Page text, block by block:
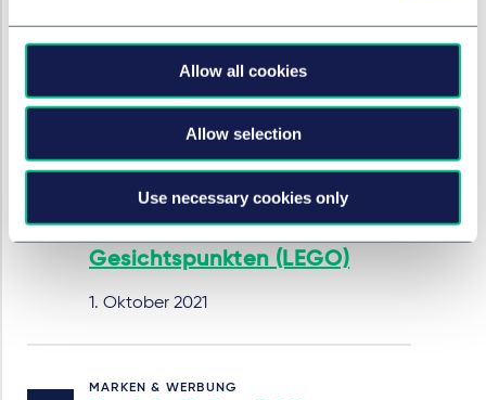
Allow all cookies
Allow selection
Use necessary cookies only
1. Oktober 2021
Dr. Christian Tenkhoff
EuG zur Schutzfähigkeit des
LEGO-Bausteins unter
designrechtlichen
Gesichtspunkten (LEGO)
1. Oktober 2021
MARKEN & WERBUNG